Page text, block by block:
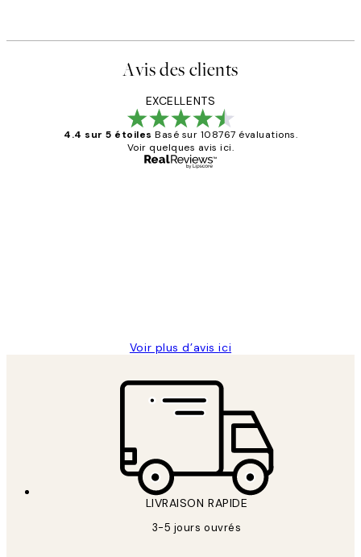
Avis des clients
EXCELLENTS
4.4 sur 5 étoiles Basé sur 108767 évaluations.
Voir quelques avis ici.
Voir plus d’avis ici
LIVRAISON RAPIDE
3-5 jours ouvrés